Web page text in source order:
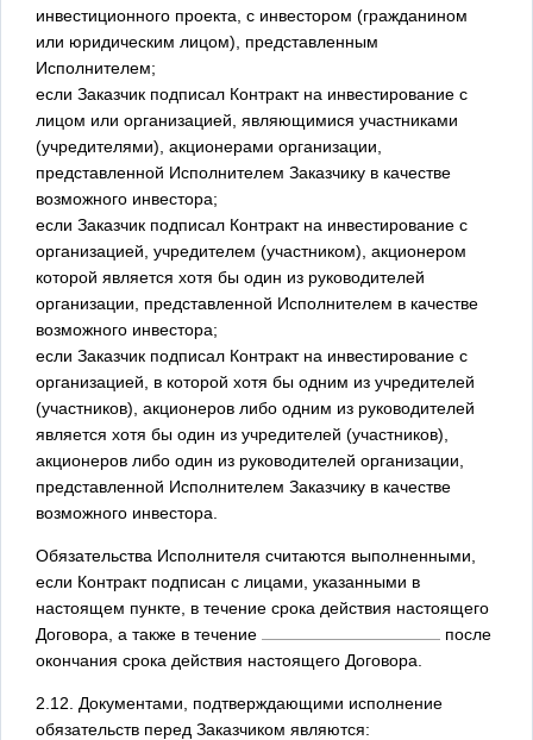
инвестиционного проекта, с инвестором (гражданином
или юридическим лицом), представленным
Исполнителем;
если Заказчик подписал Контракт на инвестирование с
лицом или организацией, являющимися участниками
(учредителями), акционерами организации,
представленной Исполнителем Заказчику в качестве
возможного инвестора;
если Заказчик подписал Контракт на инвестирование с
организацией, учредителем (участником), акционером
которой является хотя бы один из руководителей
организации, представленной Исполнителем в качестве
возможного инвестора;
если Заказчик подписал Контракт на инвестирование с
организацией, в которой хотя бы одним из учредителей
(участников), акционеров либо одним из руководителей
является хотя бы один из учредителей (участников),
акционеров либо один из руководителей организации,
представленной Исполнителем Заказчику в качестве
возможного инвестора.
Обязательства Исполнителя считаются выполненными,
если Контракт подписан с лицами, указанными в
настоящем пункте, в течение срока действия настоящего
Договора, а также в течение
после
окончания срока действия настоящего Договора.
2.12. Документами, подтверждающими исполнение
обязательств перед Заказчиком являются: